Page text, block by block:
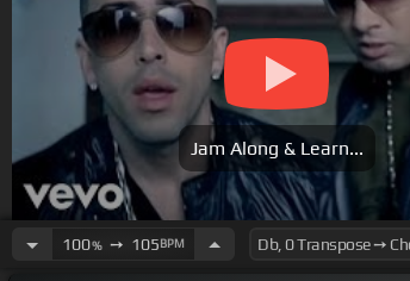
Jam Along & Learn...
100%➙ 105BPM